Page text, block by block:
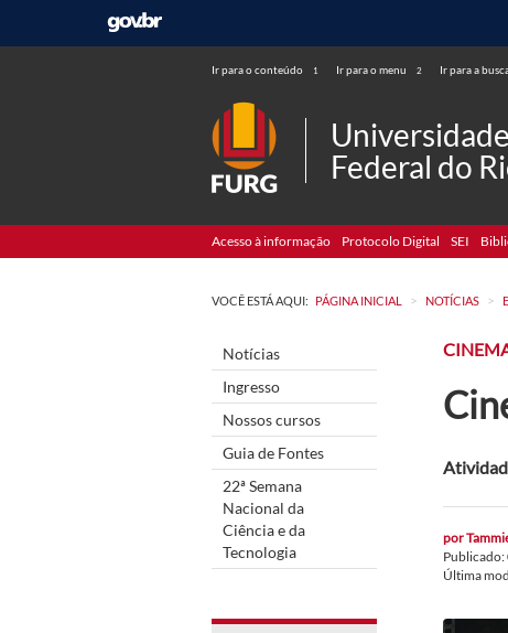
Ir para o conteúdo 1 Ir para o menu 2 Ir para a
Universidade
Federal do
Acesso à informação Protocolo Digital SEI
VOCÊ ESTÁ AQUI: PÁGINA INICIAL > NOTÍCIAS >
Notícias
Ingresso
Nossos cursos
Guia de Fontes
22ª Semana
Nacional da
Ciência e da
Tecnologia
por
Última